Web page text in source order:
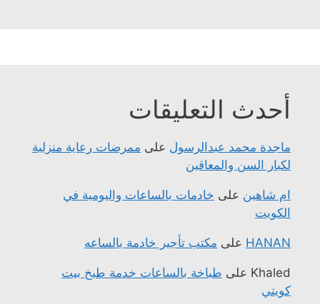
أحدث التعليقات
ماجدة محمد عبدالرسول على ممرضات رعاية منزلية
لكبار السن والمعاقين
ام شاهين على خادمات بالساعات واليومية في
الكويت
HANAN على مكتب تأجير خادمة بالساعه
Khaled على طباخة بالساعات خدمة طبخ بيت
كويتي